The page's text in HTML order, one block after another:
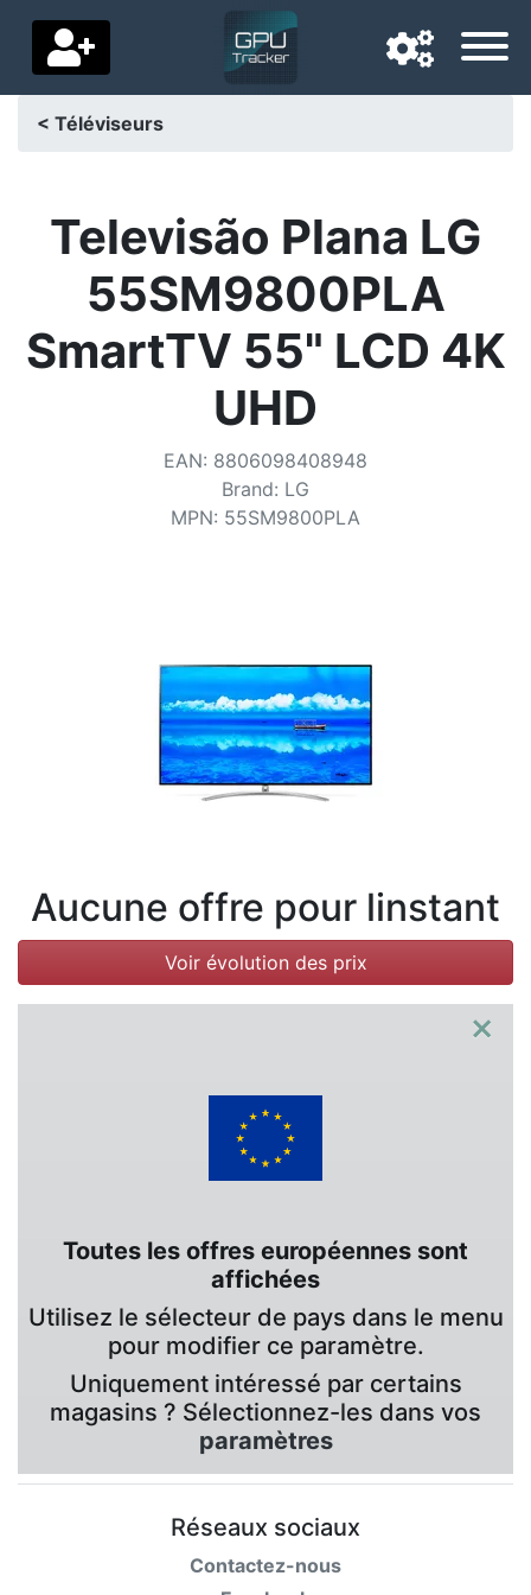
Pays de livraison
Accueil
Baisses de prix
Paramètres
< Téléviseurs
Televisão Plana LG
55SM9800PLA
SmartTV 55" LCD 4K
UHD
EAN: 8806098408948
Brand: LG
MPN: 55SM9800PLA
Aucune offre pour linstant
Voir évolution des prix
×
Toutes les offres européennes sont
affichées
Utilisez le sélecteur de pays dans le menu
pour modifier ce paramètre.
Uniquement intéressé par certains
magasins ? Sélectionnez-les dans vos
paramètres
Réseaux sociaux
Contactez-nous